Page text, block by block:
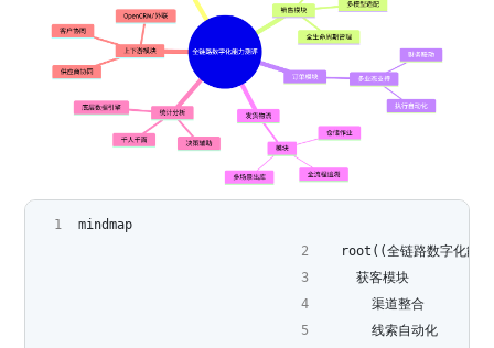
mindmap
root((全链路数字化能
    获客模块
      渠道整合
      线索自动化